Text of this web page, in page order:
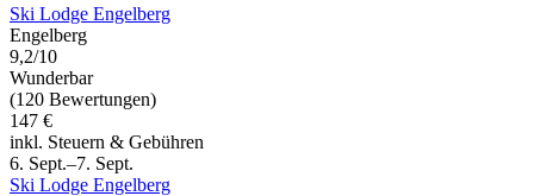
Ski Lodge Engelberg
Engelberg
9,2/10
Wunderbar
(120 Bewertungen)
147 €
inkl. Steuern & Gebühren
6. Sept.–7. Sept.
Ski Lodge Engelberg